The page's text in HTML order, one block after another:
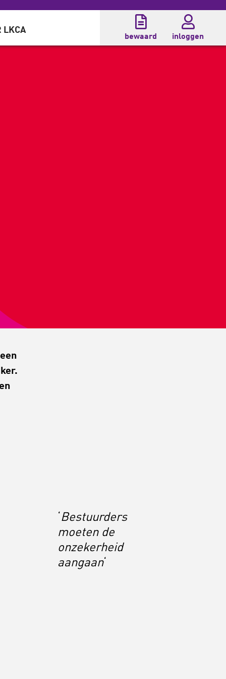
LKCA
bewaard inloggen
Bestuurders
moeten de
onzekerheid
aangaan‘